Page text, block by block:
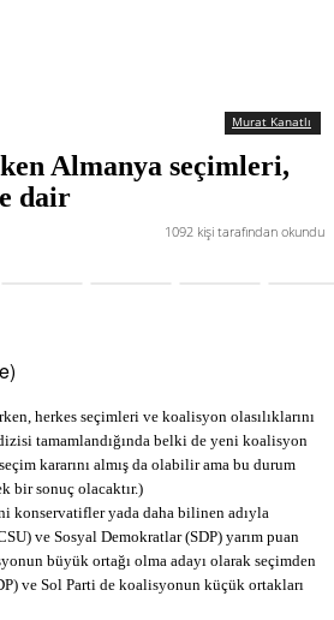
Murat Kanatlı
Almanya seçimleri,
dair
1092 kişi tarafından okundu
herkes seçimleri ve koalisyon olasılıklarını
tamamlandığında belki de yeni koalisyon
kararını almış da olabilir ama bu durum
bir sonuç olacaktır.)
konservatifler yada daha bilinen adıyla
ve Sosyal Demokratlar (SDP) yarım puan
büyük ortağı olma adayı olarak seçimden
ve Sol Parti de koalisyonun küçük ortakları